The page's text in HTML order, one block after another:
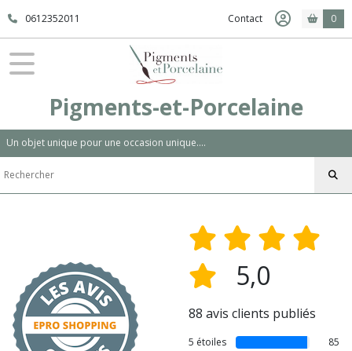
0612352011 Contact 0
Pigments-et-Porcelaine
Un objet unique pour une occasion unique....
5,0
88 avis clients publiés
5 étoiles
85